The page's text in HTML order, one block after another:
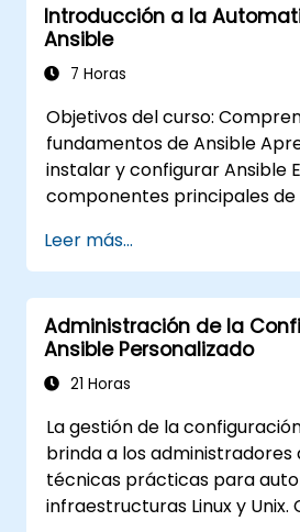
Introducción a la
Ansible
7 Horas
Objetivos del curso: Comprender los
fundamentos de Ansible
instalar y configurar Ansible
componentes principales de
tareas de automatización
Ejecutar Playbooks de
administrar y automatizar
Leer más...
Administración de la
Ansible Personalizado
21 Horas
La gestión de la
brinda a los administradores
técnicas prácticas para
infraestructuras Linux y Unix.